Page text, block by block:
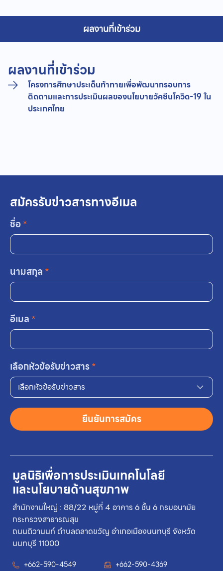
ผลงานที่เข้าร่วม
ผลงานที่เข้าร่วม
โครงการศึกษาประเด็นท้าทายเพื่อพัฒนากรอบการ
ติดตามและการประเมินผลของนโยบายวัคซีนโควิด-19 ใน
ประเทศไทย
มูลนิธิเพื่อการประเมินเทคโนโลยี
และนโยบายด้านสุขภาพ
สำนักงานใหญ่ : 88/22 หมู่ที่ 4 อาคาร 6 ชั้น 6 กรมอนามัย
กระทรวงสาธารณสุข
ถนนติวานนท์ ตำบลตลาดขวัญ อำเภอเมืองนนทบุรี จังหวัด
นนทบุรี 11000
+662-590-4549
+662-590-4369
สมัครรับข่าวสารทางอีเมล
ชื่อ*
นามสกุล *
อีเมล *
เลือกหัวข้อรับข่าวสาร*
เลือกหัวข้อรับข่าวสาร
ยืนยันการสมัคร